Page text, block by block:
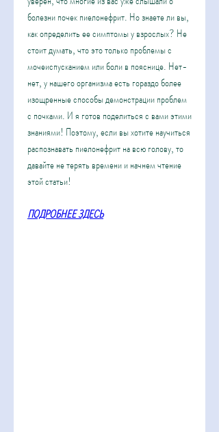
болезни почек пиелонефрит. Но знаете ли вы,
как определить ее симптомы у взрослых? Не
стоит думать, что это только проблемы с
мочеиспусканием или боли в пояснице. Нет-
нет, у нашего организма есть гораздо более
изощренные способы демонстрации проблем
с почками. И я готов поделиться с вами этими
знаниями! Поэтому, если вы хотите научиться
распознавать пиелонефрит на всю голову, то
давайте не терять времени и начнем чтение
этой статьи!
ПОДРОБНЕЕ ЗДЕСЬ